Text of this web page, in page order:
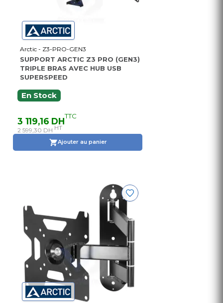
Arctic - Z3-PRO-GEN3
SUPPORT ARCTIC Z3 PRO (GEN3)
TRIPLE BRAS AVEC HUB USB
SUPERSPEED
En Stock
3 119,16 DHTTC
2 599,30 DH HT
Ajouter au panier